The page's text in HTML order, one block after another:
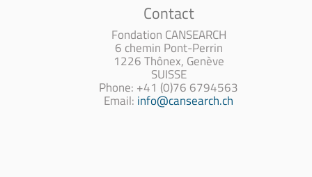
Contact
Fondation CANSEARCH
6 chemin Pont-Perrin
1226 Thônex, Genève
SUISSE
Phone: +41 (0)76 6794563
Email: info@cansearch.ch